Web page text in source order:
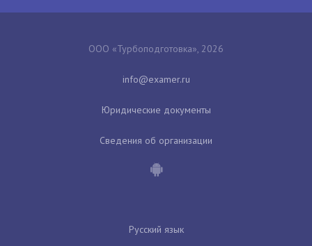
ООО «Турбоподготовка», 2026
Юридические документы
Сведения об организации
Русский язык